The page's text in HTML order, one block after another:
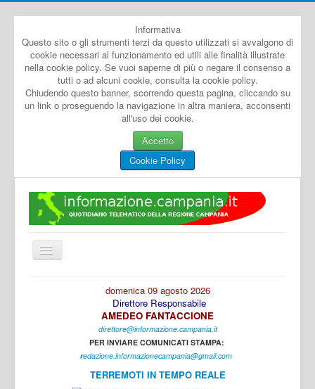
Informativa
Questo sito o gli strumenti terzi da questo utilizzati si avvalgono di
cookie necessari al funzionamento ed utili alle finalità illustrate
nella cookie policy. Se vuoi saperne di più o negare il consenso a
tutti o ad alcuni cookie, consulta la cookie policy.
Chiudendo questo banner, scorrendo questa pagina, cliccando su
un link o proseguendo la navigazione in altra maniera, acconsenti
all'uso dei cookie.
Accetto
Cookie Policy
Cambia
navigazione
domenica 09 agosto 2026
Direttore Responsabile
AMEDEO FANTACCIONE
direttore@informazione.campania.it
PER INVIARE COMUNICATI STAMPA:
redazione.informazionecampania@gmail.com
TERREMOTI IN TEMPO REALE